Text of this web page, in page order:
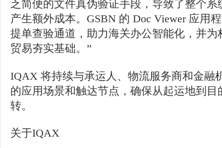
乏简便的文件真伪验证手段，导致了整个
产生额外成本。GSBN 的 Doc Viewer 应用
提单查验通道，助力海关办公智能化，并
贸易夯实基础。”
IQAX 将持续与承运人、物流服务商和金融
的应用场景和触达节点，确保从起运地到
转。
关于IQAX